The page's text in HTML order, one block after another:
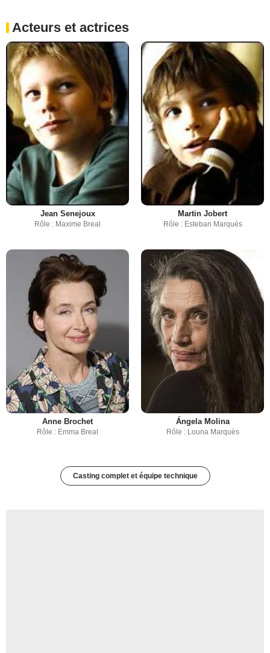
Acteurs et actrices
Jean Senejoux
Rôle : Maxime Breal
Martin Jobert
Rôle : Esteban Marquès
Anne Brochet
Rôle : Emma Breal
Ángela Molina
Rôle : Louna Marquès
Casting complet et équipe technique